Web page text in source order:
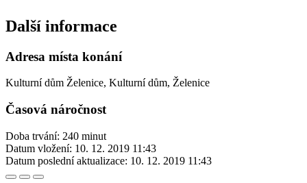
Další informace
Adresa místa konání
Kulturní dům Želenice, Kulturní dům, Želenice
Časová náročnost
Doba trvání: 240 minut
Datum vložení: 10. 12. 2019 11:43
Datum poslední aktualizace: 10. 12. 2019 11:43